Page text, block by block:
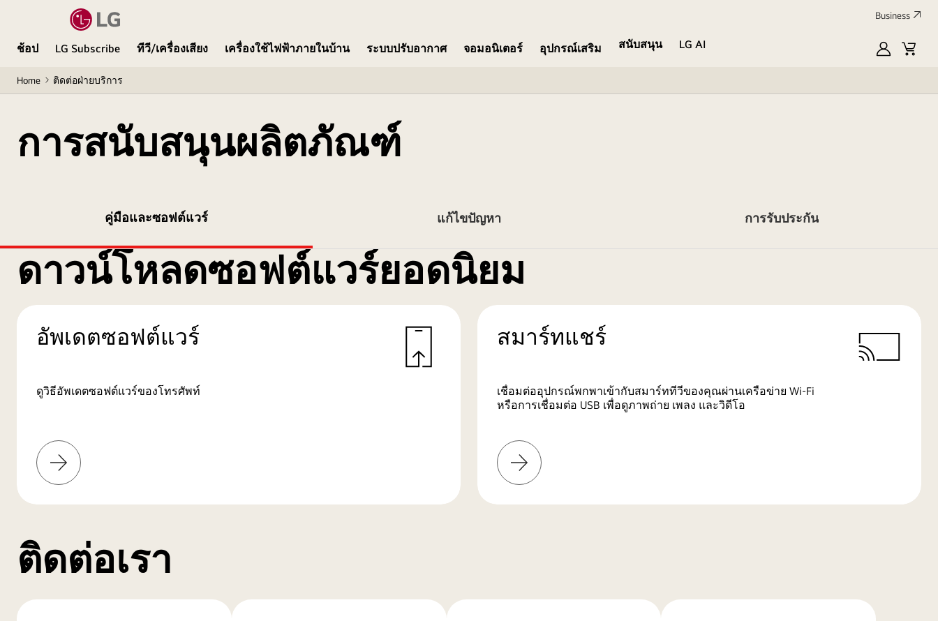
Business
ช้อป LG Subscribe ทีวี/เครื่องเสียง เครื่องใช้ไฟฟ้าภายในบ้าน ระบบปรับอากาศ จอมอนิเตอร์​ อุปกรณ์เสริม สนับสนุน
LG AI
MyLGCart
Home ติดต่อฝ่ายบริการ
การสนับสนุนผลิตภัณฑ์
คู่มือและซอฟต์แวร์ แก้ไขปัญหา การรับประกัน
ดาวน์โหลดซอฟต์แวร์ยอดนิยม
อัพเดตซอฟต์แวร์
ดูวิธีอัพเดตซอฟต์แวร์ของโทรศัพท์
เรียน
รู้
เพิ่ม
สมาร์ทแชร์
เชื่อมต่ออุปกรณ์พกพาเข้ากับสมาร์ททีวีของคุณผ่านเครือข่าย Wi-Fi
หรือการเชื่อมต่อ USB เพื่อดูภาพถ่าย เพลง และวิดีโอ
เรียน
รู้
เพิ่ม
ติดต่อเรา